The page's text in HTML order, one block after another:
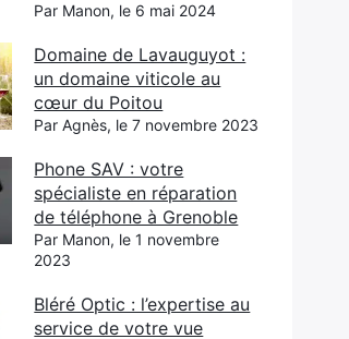
Par Manon, le 6 mai 2024
Domaine de Lavauguyot :
un domaine viticole au
cœur du Poitou
Par Agnès, le 7 novembre 2023
Phone SAV : votre
spécialiste en réparation
de téléphone à Grenoble
Par Manon, le 1 novembre
2023
Bléré Optic : l’expertise au
service de votre vue